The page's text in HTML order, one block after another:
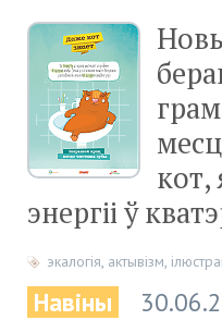
кот,
энергіі ў
экалогія, актывізм,
Навіны